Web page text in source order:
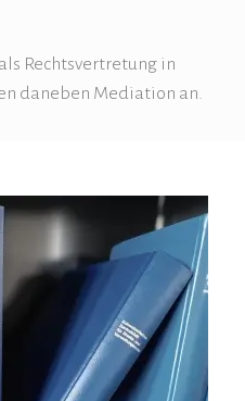
Rechtsvertretung in
daneben Mediation an.